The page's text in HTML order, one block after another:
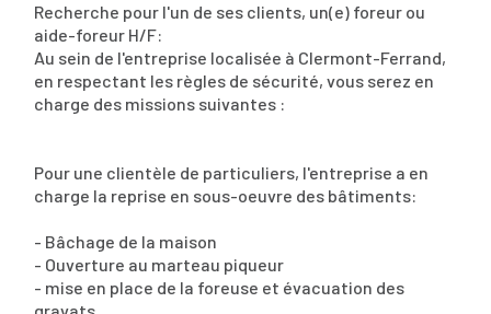
Recherche pour l'un de ses clients, un(e) foreur ou
aide-foreur H/F:
Au sein de l'entreprise localisée à Clermont-Ferrand,
en respectant les règles de sécurité, vous serez en
charge des missions suivantes :
Pour une clientèle de particuliers, l'entreprise a en
charge la reprise en sous-oeuvre des bâtiments:
- Bâchage de la maison
- Ouverture au marteau piqueur
- mise en place de la foreuse et évacuation des